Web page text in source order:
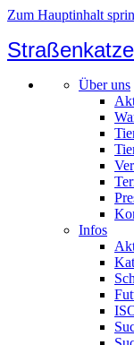
Zum Hauptinhalt
Über uns
Infos